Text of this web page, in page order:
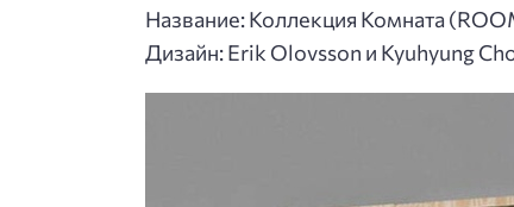
Название: Коллекция Комната
Дизайн: Erik Olovsson и Kyuhyung